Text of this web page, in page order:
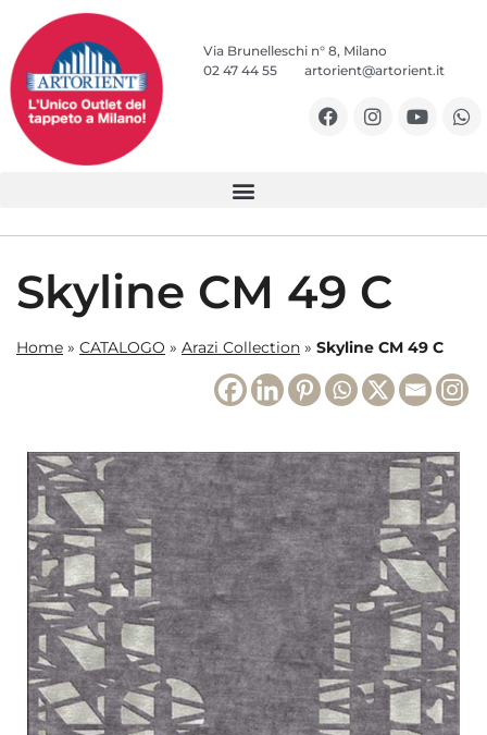
Via Brunelleschi n° 8, Milano
02 47 44 55
artorient@artorient.it
Skyline CM 49 C
Home » CATALOGO » Arazi Collection » Skyline CM 49 C